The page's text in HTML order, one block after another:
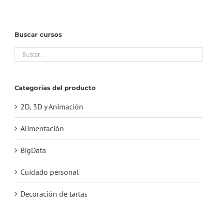
Buscar cursos
Categorías del producto
2D, 3D y Animación
Alimentación
BigData
Cuidado personal
Decoración de tartas